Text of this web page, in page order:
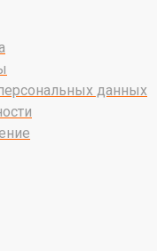
данных